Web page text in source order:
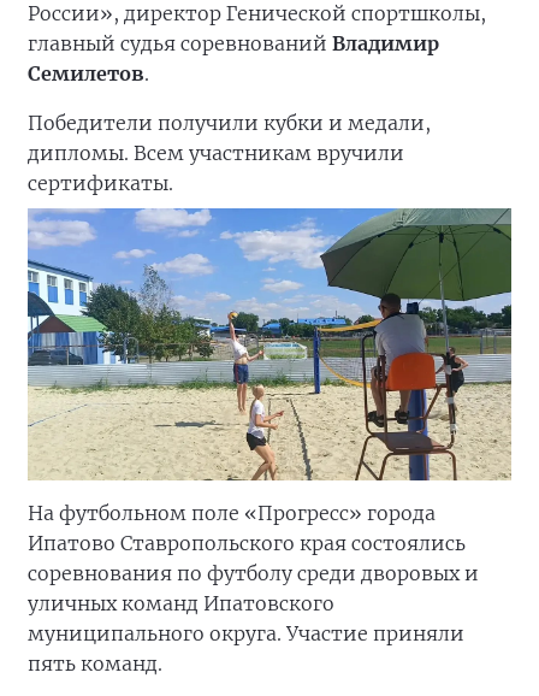
России», директор Генической спортшколы,
главный судья соревнований Владимир
Семилетов.
Победители получили кубки и медали,
дипломы. Всем участникам вручили
сертификаты.
На футбольном поле «Прогресс» города
Ипатово Ставропольского края состоялись
соревнования по футболу среди дворовых и
уличных команд Ипатовского
муниципального округа. Участие приняли
пять команд.